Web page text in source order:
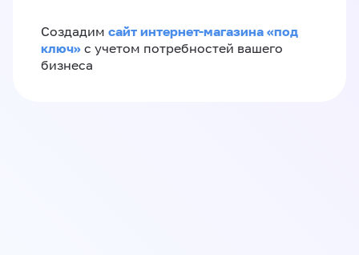
Создадим сайт интернет-магазина «под
ключ» с учетом потребностей вашего
бизнеса